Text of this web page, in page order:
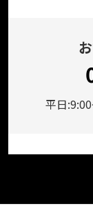
平日